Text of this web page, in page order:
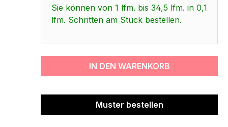
Sie können von 1 lfm. bis 34,5 lfm. in 0,1
lfm. Schritten am Stück bestellen.
IN DEN WARENKORB
Muster bestellen